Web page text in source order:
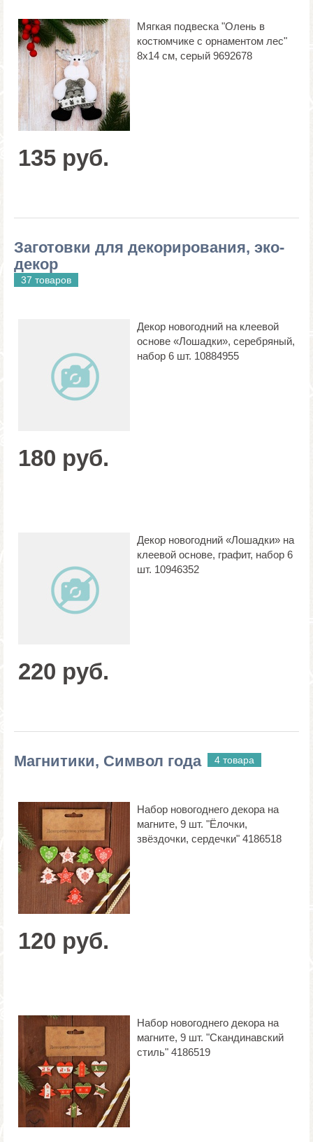
Мягкая подвеска "Олень в
костюмчике с орнаментом лес"
8х14 см, серый 9692678
135 руб.
Заготовки для декорирования, эко-
декор
37 товаров
Декор новогодний на клеевой
основе «Лошадки», серебряный,
набор 6 шт. 10884955
180 руб.
Декор новогодний «Лошадки» на
клеевой основе, графит, набор 6
шт. 10946352
220 руб.
Магнитики, Символ года 4 товара
Набор новогоднего декора на
магните, 9 шт. "Ёлочки,
звёздочки, сердечки" 4186518
120 руб.
Набор новогоднего декора на
магните, 9 шт. "Скандинавский
стиль" 4186519